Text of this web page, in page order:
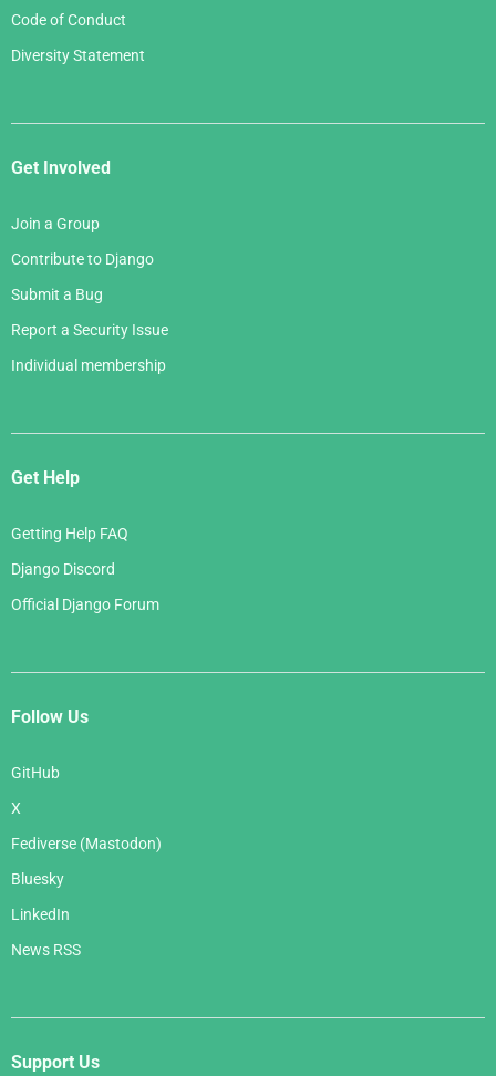
Code of Conduct
Diversity Statement
Get Involved
Join a Group
Contribute to Django
Submit a Bug
Report a Security Issue
Individual membership
Get Help
Getting Help FAQ
Django Discord
Official Django Forum
Follow Us
GitHub
X
Fediverse (Mastodon)
Bluesky
LinkedIn
News RSS
Support Us